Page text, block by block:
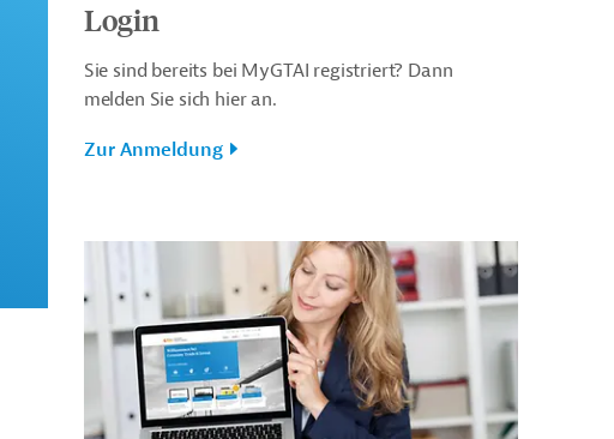
Login
Sie sind bereits bei MyGTAI registriert? Dann
melden Sie sich hier an.
Zur Anmeldung